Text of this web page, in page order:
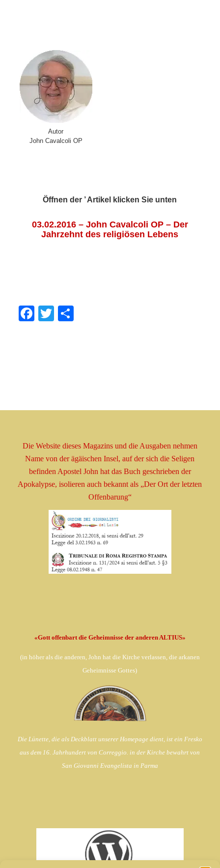
Autor
John Cavalcoli OP
Öffnen der ’ Artikel klicken Sie unten
03.02.2016 – John Cavalcoli OP – Der
Jahrzehnt des religiösen Lebens
Facebook
Twitter
Die Website dieses Magazins und die Ausgaben nehmen
Namevon der ägäischen Insel, auf der sich die Seligen
befinden Apostel John hat das Buch geschrieben der
Apokalypse, isolierenauch bekannt als „Der Ort der letzten
Offenbarung“
«Gott offenbart die Geheimnisse der anderen ALTIUS»
(in höher als die anderen, John hat die Kirche verlassen, die arkanen
Geheimnisse Gottes)
Die Lünette, die als Deckblatt unserer Homepage dient, ist ein Fresko
aus dem 16. Jahrhundert von Correggio. in der Kirche bewahrt von
San Giovanni Evangelista in Parma